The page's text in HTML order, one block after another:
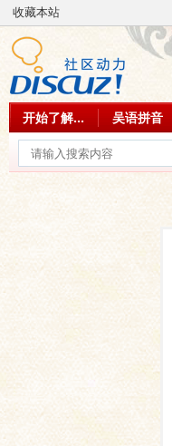
收藏本站
开始了解... 吴语拼音